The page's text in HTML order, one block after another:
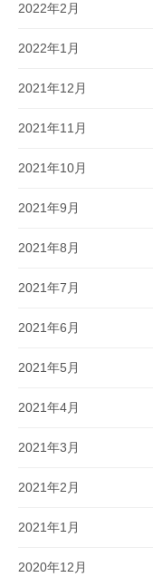
2022年2月
2022年1月
2021年12月
2021年11月
2021年10月
2021年9月
2021年8月
2021年7月
2021年6月
2021年5月
2021年4月
2021年3月
2021年2月
2021年1月
2020年12月